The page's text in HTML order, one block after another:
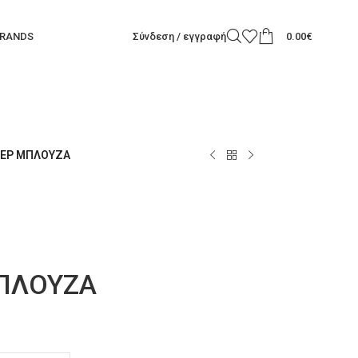
Σύνδεση / εγγραφή 0.00€
ΜΠΛΟΥΖΑ